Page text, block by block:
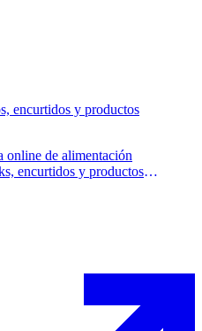
encurtidos y productos
online de alimentación
encurtidos y productos